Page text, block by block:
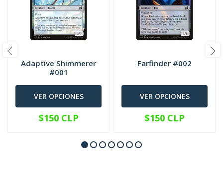
Adaptive Shimmerer
#001
VER OPCIONES
$150 CLP
Farfinder #002
VER OPCIONES
$150 CLP